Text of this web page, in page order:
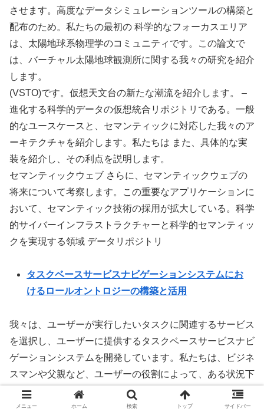
させます。高度なデータシミュレーションツールの構築と
配布のため。私たちの最初の 科学的なフォーカスエリア
は、太陽地球系物理学のコミュニティです。この論文で
は、バーチャル太陽地球観測所に関する我々の研究を紹介
します。
(VSTO)です。仮想天文台の新たな潮流を紹介します。 –
進化する科学的データの仮想統合リポジトリである。一般
的なユースケースと、セマンティックに対応した我々のア
ーキテクチャを紹介します。私たちは また、具体的な実
装を紹介し、その利点を説明します。
セマンティックウェブ さらに、セマンティックウェブの
将来について考察します。この重要なアプリケーションに
おいて、セマンティック技術の採用が拡大している。科学
的サイバーインフラストラクチャーと科学的セマンティッ
クを実現する領域 データリポジトリ
タスクベースサービスナビゲーションシステムにお
けるロールオントロジーの構築と活用
我々は、ユーザーが実行したいタスクに関連するサービス
を選択し、ユーザーに提供するタスクベースサービスナビ
ゲーションシステムを開発しています。私たちは、ビジネ
スマンや父親など、ユーザーの役割によって、ある状況下
で実行される可能性の高いタスクが異なることを確認しま
した。さらに研究を進めるため、ロールオントロジーを構
メニュー ホーム 検索 トップ サイドバー